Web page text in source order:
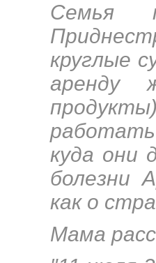
Семья
круглые
аренду
куда они
болезни
как о
Мама